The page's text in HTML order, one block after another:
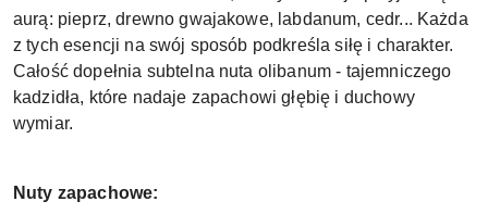
aurą: pieprz, drewno gwajakowe, labdanum, cedr... Każda
z tych esencji na swój sposób podkreśla siłę i charakter.
Całość dopełnia subtelna nuta olibanum - tajemniczego
kadzidła, które nadaje zapachowi głębię i duchowy
wymiar.
Nuty zapachowe: